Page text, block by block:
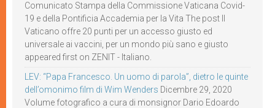
Comunicato Stampa della Commissione Vaticana Covid-
19 e della Pontificia Accademia per la Vita The post Il
Vaticano offre 20 punti per un accesso giusto ed
universale ai vaccini, per un mondo più sano e giusto
appeared first on ZENIT - Italiano.
LEV: “Papa Francesco. Un uomo di parola”, dietro le quinte
dell’omonimo film di Wim Wenders Dicembre 29, 2020
Volume fotografico a cura di monsignor Dario Edoardo